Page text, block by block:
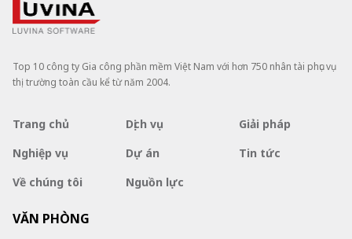
Top 10 công ty Gia công phần mềm Việt Nam với hơn 750 nhân tài phục vụ
thị trường toàn cầu kể từ năm 2004.
Trang chủ Dịch vụ
Giải pháp
Nghiệp vụ
Dự án
Tin tức
Về chúng tôi
Nguồn lực
VĂN PHÒNG